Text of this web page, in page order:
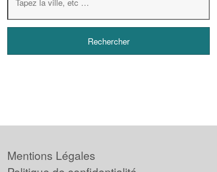
Mentions Légales